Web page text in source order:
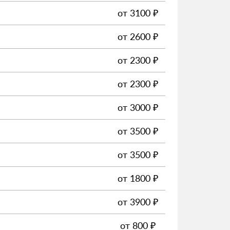
от 3100 ₽
от 2600 ₽
от 2300 ₽
от 2300 ₽
от 3000 ₽
от 3500 ₽
от 3500 ₽
от 1800 ₽
от 3900 ₽
от 800 ₽